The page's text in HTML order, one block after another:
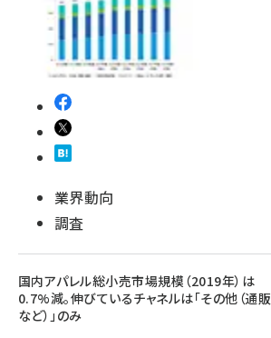
業界動向
調査
国内アパレル総小売市場規模（2019年）は
0.7%減。伸びているチャネルは「その他（通販
など）」のみ